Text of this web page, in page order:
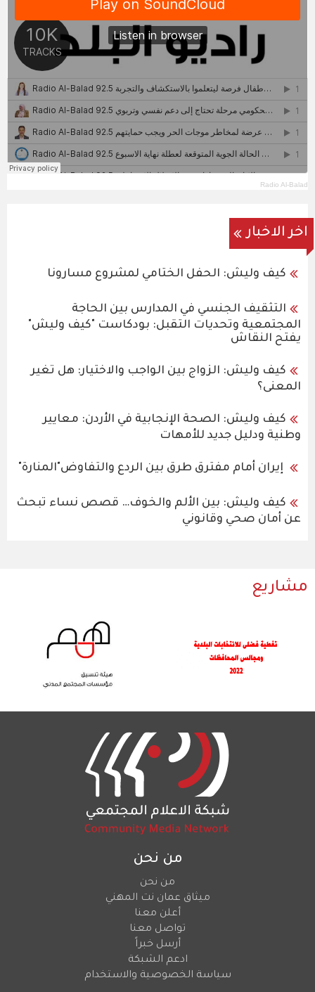
Radio Al-Balad
اخر الاخبار
كيف وليش: الحفل الختامي لمشروع مسارونا
التثقيف الجنسي في المدارس بين الحاجة
المجتمعية وتحديات التقبل: بودكاست "كيف وليش"
يفتح النقاش
كيف وليش: الزواج بين الواجب والاختيار: هل تغير
المعنى؟
كيف وليش: الصحة الإنجابية في الأردن: معايير
وطنية ودليل جديد للأمهات
إيران أمام مفترق طرق بين الردع والتفاوض"المنارة"
كيف وليش: بين الألم والخوف… قصص نساء تبحث
عن أمان صحي وقانوني
مشاريع
من نحن
من نحن
ميثاق عمان نت المهني
أعلن معنا
تواصل معنا
أرسل خبراً
ادعم الشبكة
سياسة الخصوصية والاستخدام